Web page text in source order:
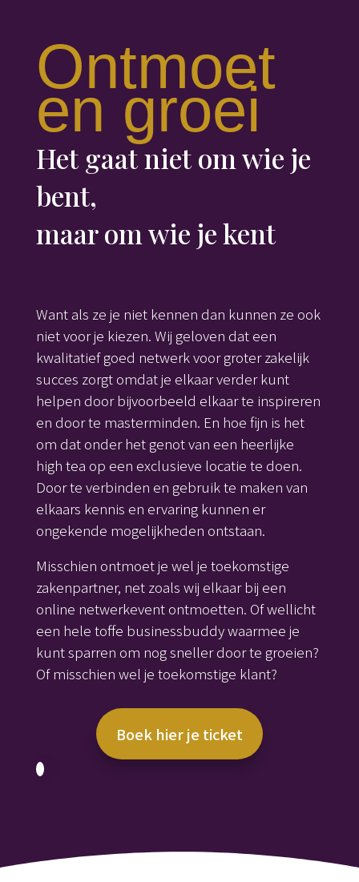
Ontmoet
en groei
Het gaat niet om wie je
bent,
maar om wie je kent
Want als ze je niet kennen dan kunnen ze ook
niet voor je kiezen. Wij geloven dat een
kwalitatief goed netwerk voor groter zakelijk
succes zorgt omdat je elkaar verder kunt
helpen door bijvoorbeeld elkaar te inspireren
en door te masterminden. En hoe fijn is het
om dat onder het genot van een heerlijke
high tea op een exclusieve locatie te doen.
Door te verbinden en gebruik te maken van
elkaars kennis en ervaring kunnen er
ongekende mogelijkheden ontstaan.
Misschien ontmoet je wel je toekomstige
zakenpartner, net zoals wij elkaar bij een
online netwerkevent ontmoetten. Of wellicht
een hele toffe businessbuddy waarmee je
kunt sparren om nog sneller door te groeien?
Of misschien wel je toekomstige klant?
Boek hier je ticket